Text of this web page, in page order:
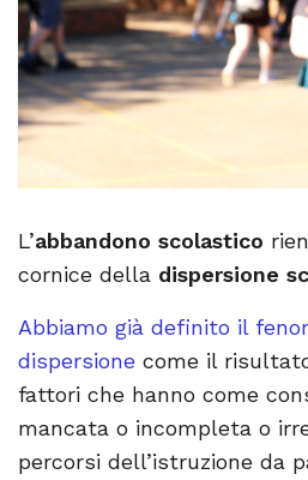
L’abbandono scolastico
cornice della dispersione
Abbiamo già definito il
dispersione come il
fattori che hanno come
mancata o incompleta o
percorsi dell’istruzione da